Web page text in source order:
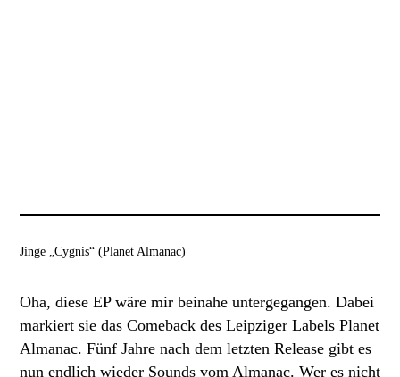
Jinge „Cygnis“ (Planet Almanac)
Oha, diese EP wäre mir beinahe untergegangen. Dabei
markiert sie das Comeback des Leipziger Labels Planet
Almanac. Fünf Jahre nach dem letzten Release gibt es
nun endlich wieder Sounds vom Almanac. Wer es nicht